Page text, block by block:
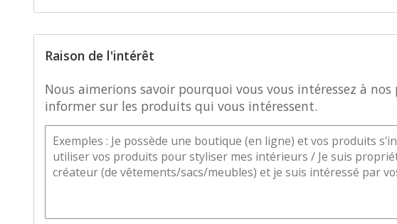
Raison de l'intérêt
Nous aimerions savoir pourquoi vous vous intéressez à
informer sur les produits qui vous intéressent.